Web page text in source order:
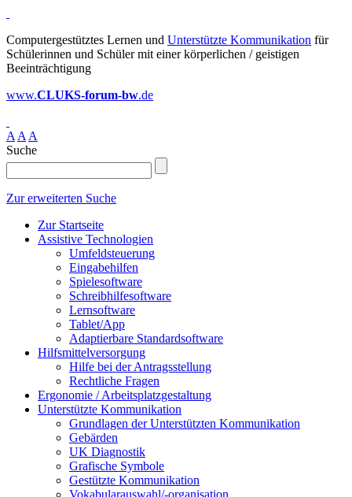
Computergestütztes Lernen und Unterstützte Kommunikation für
Schülerinnen und Schüler mit einer körperlichen / geistigen
Beeinträchtigung
www.CLUKS-forum-bw.de
A A A
Suche
Zur erweiterten Suche
Zur Startseite
Assistive Technologien
Umfeldsteuerung
Eingabehilfen
Spielesoftware
Schreibhilfesoftware
Lernsoftware
Tablet/App
Adaptierbare Standardsoftware
Hilfsmittelversorgung
Hilfe bei der Antragsstellung
Rechtliche Fragen
Ergonomie / Arbeitsplatzgestaltung
Unterstützte Kommunikation
Grundlagen der Unterstützten Kommunikation
Gebärden
UK Diagnostik
Grafische Symbole
Gestützte Kommunikation
Vokabularauswahl/-organisation